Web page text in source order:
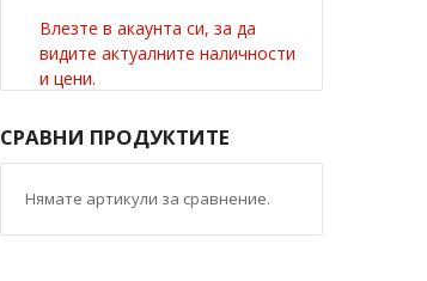
Влезте в акаунта си, за да
видите актуалните наличности
и цени.
СРАВНИ ПРОДУКТИТЕ
Нямате артикули за сравнение.